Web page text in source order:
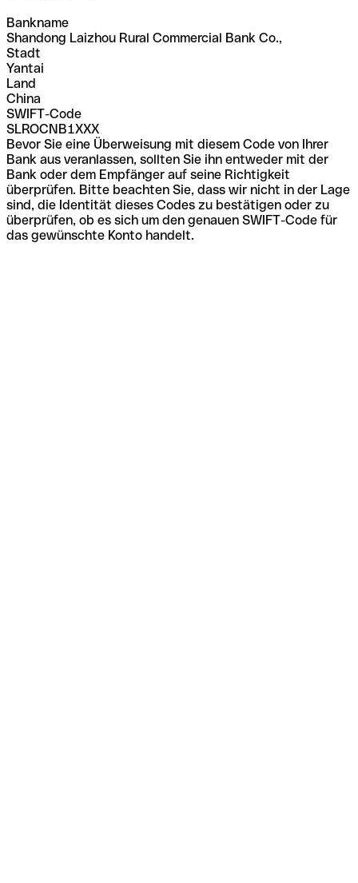
Bankname
Shandong Laizhou Rural Commercial Bank Co.,
Stadt
Yantai
Land
China
SWIFT-Code
SLROCNB1XXX
Bevor Sie eine Überweisung mit diesem Code von Ihrer
Bank aus veranlassen, sollten Sie ihn entweder mit der
Bank oder dem Empfänger auf seine Richtigkeit
überprüfen. Bitte beachten Sie, dass wir nicht in der Lage
sind, die Identität dieses Codes zu bestätigen oder zu
überprüfen, ob es sich um den genauen SWIFT-Code für
das gewünschte Konto handelt.